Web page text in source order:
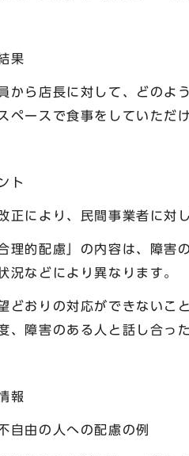
果
から店長に対して、どのよ
ペースで食事をしていただ
ト
正により、民間事業者に対
理的配慮」の内容は、障害
況などにより異なります。
どおりの対応ができないこ
、障害のある人と話し合っ
報
自由の人への配慮の例